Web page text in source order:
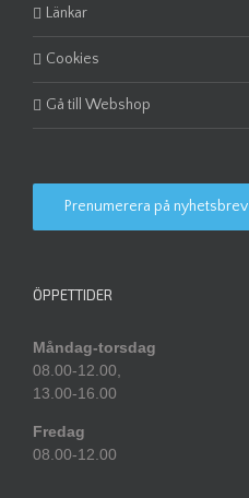
Länkar
Cookies
Gå till Webshop
Prenumerera på nyhetsbrev
ÖPPETTIDER
Måndag-torsdag
08.00-12.00,
13.00-16.00
Fredag
08.00-12.00